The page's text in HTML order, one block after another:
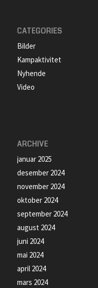
CATEGORIES
Bilder
Kampaktivitet
Nyhende
Video
ARCHIVE
januar 2025
desember 2024
november 2024
oktober 2024
september 2024
august 2024
juni 2024
mai 2024
april 2024
mars 2024